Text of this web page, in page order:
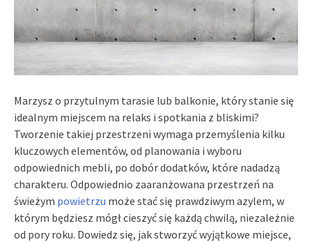
Marzysz o przytulnym tarasie lub balkonie, który stanie się
idealnym miejscem na relaks i spotkania z bliskimi?
Tworzenie takiej przestrzeni wymaga przemyślenia kilku
kluczowych elementów, od planowania i wyboru
odpowiednich mebli, po dobór dodatków, które nadadzą
charakteru. Odpowiednio zaaranżowana przestrzeń na
świeżym powietrzu może stać się prawdziwym azylem, w
którym będziesz mógł cieszyć się każdą chwilą, niezależnie
od pory roku. Dowiedz się, jak stworzyć wyjątkowe miejsce,